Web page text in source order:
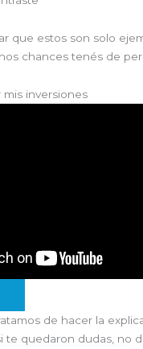
que estos son solo
chances tenés de
mis inversiones
de hacer la
te quedaron dudas, no